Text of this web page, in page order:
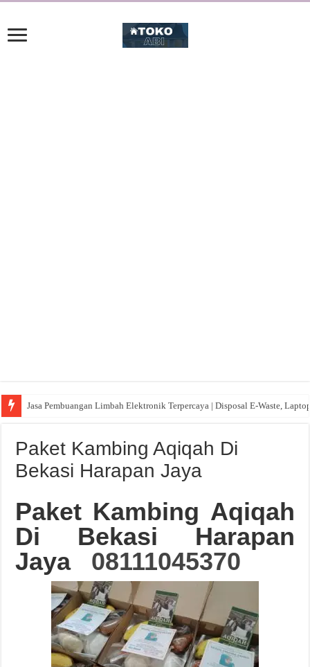
Jasa Pembuangan Limbah Elektronik Terpercaya | Disposal E-Waste,
Paket Kambing Aqiqah Di
Bekasi Harapan Jaya
Paket Kambing Aqiqah
Di Bekasi Harapan
Jaya 08111045370